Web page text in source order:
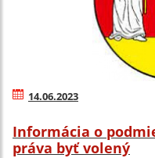
14.06.2023
Informácia o
práva byť volený